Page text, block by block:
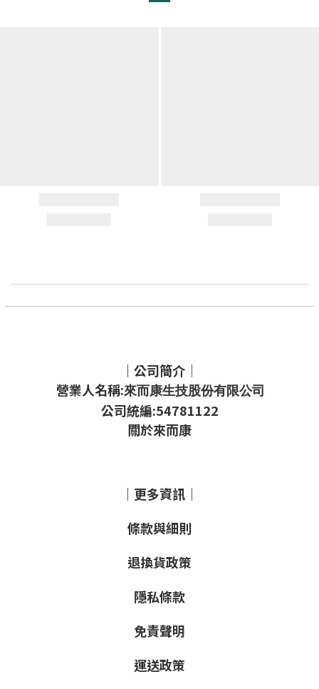
｜公司簡介｜
營業人名稱:來而康生技股份有限公司
公司統編:54781122
關於來而康
｜更多資訊｜
條款與細則
退換貨政策
隱私條款
免責聲明
運送政策